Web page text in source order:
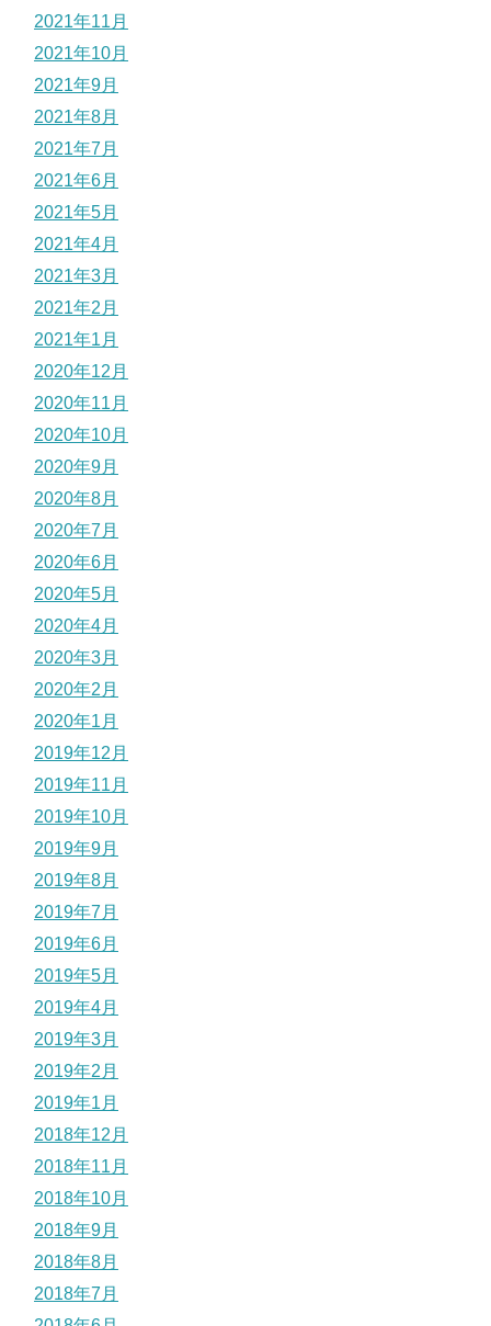
2021年11月
2021年10月
2021年9月
2021年8月
2021年7月
2021年6月
2021年5月
2021年4月
2021年3月
2021年2月
2021年1月
2020年12月
2020年11月
2020年10月
2020年9月
2020年8月
2020年7月
2020年6月
2020年5月
2020年4月
2020年3月
2020年2月
2020年1月
2019年12月
2019年11月
2019年10月
2019年9月
2019年8月
2019年7月
2019年6月
2019年5月
2019年4月
2019年3月
2019年2月
2019年1月
2018年12月
2018年11月
2018年10月
2018年9月
2018年8月
2018年7月